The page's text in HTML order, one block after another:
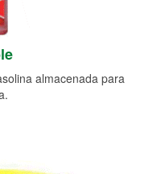
almacenada para